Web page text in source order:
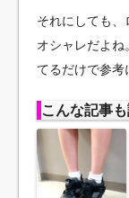
それにしても、
オシャレだよ
てるだけで参考
こんな記事